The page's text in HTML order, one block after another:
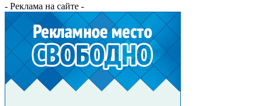
- Реклама на сайте -